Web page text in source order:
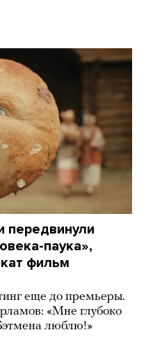
передвинули
паука»,
фильм
еще до премьеры.
«Мне глубоко
люблю!»